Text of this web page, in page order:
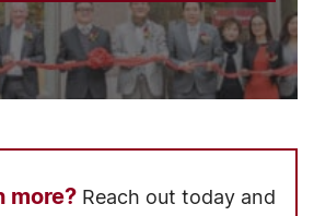
more? Reach out today and